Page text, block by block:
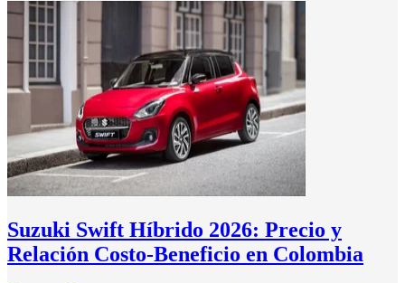
Suzuki Swift Híbrido 2026: Precio y
Relación Costo-Beneficio en Colombia